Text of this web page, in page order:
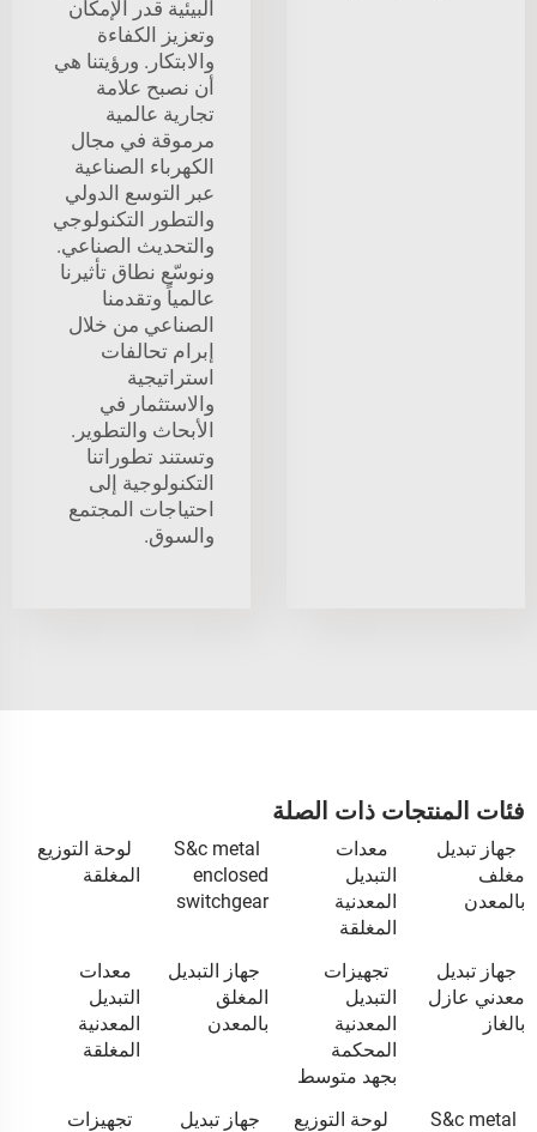
البيئية قدر الإمكان
وتعزيز الكفاءة
والابتكار. ورؤيتنا هي
أن نصبح علامة
تجارية عالمية
مرموقة في مجال
الكهرباء الصناعية
عبر التوسع الدولي
والتطور التكنولوجي
والتحديث الصناعي.
ونوسّع نطاق تأثيرنا
عالمياً وتقدمنا
الصناعي من خلال
إبرام تحالفات
استراتيجية
والاستثمار في
الأبحاث والتطوير.
وتستند تطوراتنا
التكنولوجية إلى
احتياجات المجتمع
والسوق.
فئات المنتجات ذات الصلة
جهاز تبديل
مغلف
بالمعدن
معدات
التبديل
المعدنية
المغلقة
S&c metal
enclosed
switchgear
لوحة التوزيع
المغلقة
جهاز تبديل
معدني عازل
بالغاز
تجهيزات
التبديل
المعدنية
المحكمة
بجهد متوسط
جهاز التبديل
المغلق
بالمعدن
معدات
التبديل
المعدنية
المغلقة
S&c metal
لوحة التوزيع
جهاز تبديل
تجهيزات